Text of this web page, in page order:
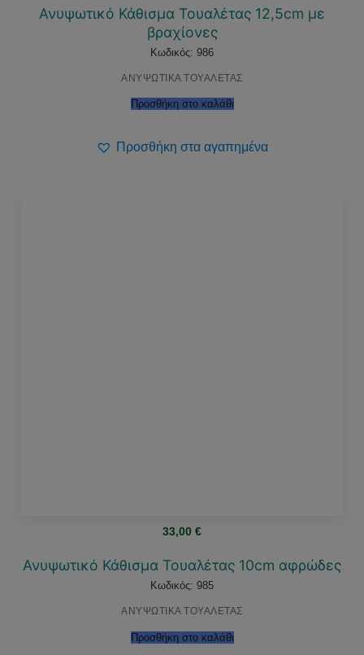
Ανυψωτικό Κάθισμα Τουαλέτας 12,5cm με
βραχίονες
Κωδικός: 986
ΑΝΥΨΩΤΙΚΑ ΤΟΥΑΛΕΤΑΣ
Προσθήκη στο καλάθι
Προσθήκη στα αγαπημένα
33,00 €
Ανυψωτικό Κάθισμα Τουαλέτας 10cm αφρώδες
Κωδικός: 985
ΑΝΥΨΩΤΙΚΑ ΤΟΥΑΛΕΤΑΣ
Προσθήκη στο καλάθι